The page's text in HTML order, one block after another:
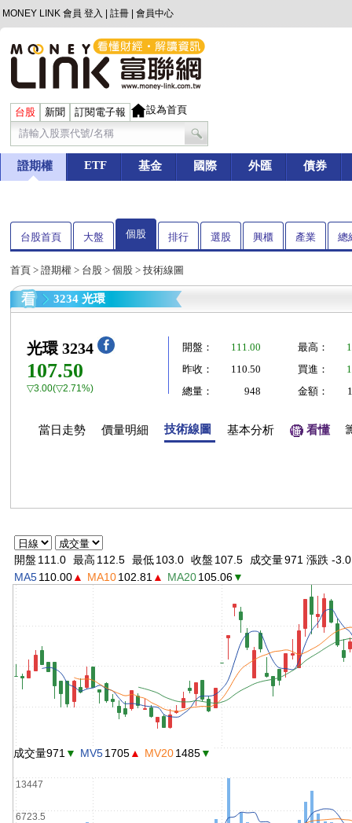
MONEY LINK 會員 登入 註冊 會員中心
台股 新聞 訂閱電子報 設為首頁
證期權 ETF 基金 國際 外匯 債券
台股首頁 大盤 個股 排行 選股 興櫃 產業 總
首頁 > 證期權 > 台股 > 個股 > 技術線圖
3234 光環
光環 3234
107.50
▽3.00(▽2.71%)
開盤： 111.00 最高：
昨收：
110.50 買進：
總量：
948 金額：
當日走勢 價量明細 技術線圖 基本分析 看懂
開盤 111.0 最高 112.5 最低103.0 收盤 107.5 成交量971 漲跌 -3.0
MA5110.00▲ MA10102.81 ▲ MA20105.06▼
6723.5
13447
成交量971 ▼ MV51705▲ MV201485▼